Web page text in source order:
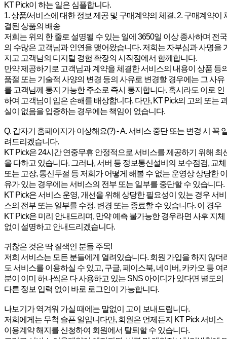
KT Pick이 하는 일은 심플합니다.
1. 상품/서비스에 대한 정보 제공 및 구매계약의 체결, 2. 구매계약이
결된 상품의 배송
저희는 위의 한 줄로 설명될 수 있는 일에 3650일 이상 종사하며 전국
의 수많은 고객님과 인연을 맺어왔습니다. 저희는 자부심과 사명을
지고 고객님의 디지털 경험 확장의 시작점에서 함께합니다.
만약 제공하기로 고객님과 계약을 체결한 서비스의 내용이 상품 등
품절 또는 기술적 사양의 변경 등의 사유로 변경할 경우에는 그 사유
를 고객님께 통지 가능한 주소로 즉시 통지합니다. 혹시라도 이로 인
하여 고객님이 입은 손해를 배상합니다. 다만, KT Pick의 고의 또는
실이 없음을 입증하는 경우에는 책임이 없습니다.
Q. 갑자기 홈페이지가 이상해요(?) - A. 서비스 중단 또는 변경 시 꼭
려드리겠습니다.
KT Pick은 24시간 연중무휴 안정적으로 서비스를 제공하기 위해 최
을 다하고 있습니다. 그러나, 서버 등 정보통신설비의 보수점검, 교체
또는 고장, 통신두절 등 저희가 어떻게 해볼 수 없는 운영상 상당한 이
유가 있는 경우에는 서비스의 전부 또는 일부를 중단할 수 있습니다.
KT Pick은 서비스 운영, 개선을 위해 상당한 필요성이 있는 경우 서비
스의 전부 또는 일부를 수정, 변경 또는 종료할 수 있습니다. 이 경우
KT Pick은 미리 안내드리며, 만약 예측 불가능한 경우라면 사후 지체
없이 설명하고 안내드리겠습니다.
귀찮은 것은 딱 질색인 분들 주목!
저희 서비스는 모든 분들에게 열려있습니다. 회원 가입을 하지 않더
도 서비스를 이용하실 수 있고, 구글, 페이스북, 네이버, 카카오 등 여
분이 이미 하나씩은 다 사용하고 있는 SNS 아이디가 있다면 별도의
다른 정보 입력 없이 바로 로그인이 가능합니다.
나보기가 역겨워 가실 때에는 말없이 고이 보내드립니다.
저희에게는 무척 슬픈 일입니다만, 회원은 언제든지 KT Pick 서비스
이용계약 해지를 신청하여 회원에서 탈퇴할 수 있습니다.